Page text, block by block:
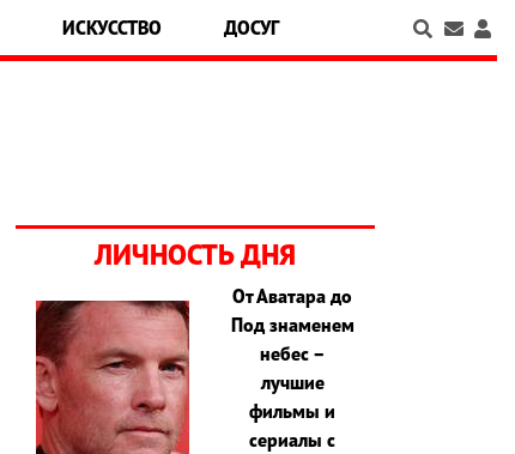
ИСКУССТВО ДОСУГ
ЛИЧНОСТЬ ДНЯ
От Аватара до
Под знаменем
небес –
лучшие
фильмы и
сериалы с